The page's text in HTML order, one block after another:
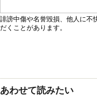
あわせて読みたい